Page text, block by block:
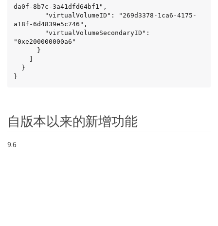
da0f-8b7c-3a41dfd64bf1",
a18f-6d4839e5c746",
"0xe200000000a6"
}
自版本以来的新增功能
9.6